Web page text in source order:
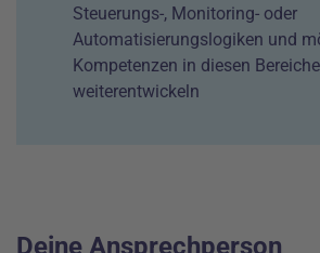
Steuerungs-, Monitoring- oder
Automatisierungslogiken und
Kompetenzen in diesen
weiterentwickeln
Deine Ansprechperson